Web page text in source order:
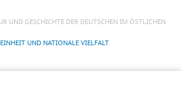
UND GESCHICHTE DER DEUTSCHEN IM ÖSTLICHEN
UND NATIONALE VIELFALT